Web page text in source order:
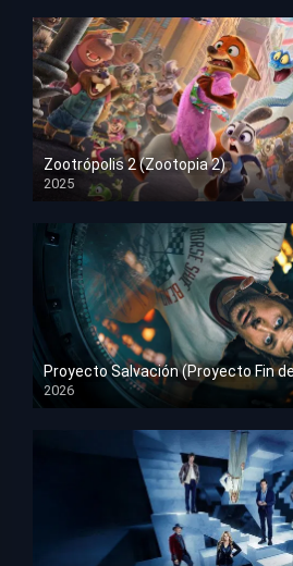
Zootrópolis 2 (Zootopia 2)
2025
HD 1080p
Proyecto Salvación (Proyecto Fin
2026
HD 1080p